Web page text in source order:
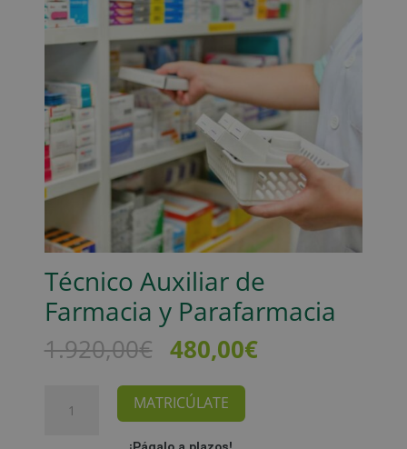
Técnico Auxiliar de
Farmacia y Parafarmacia
1.920,00€ El
precio
original
era:
1.920,00€.
480,00€El
precio
Auxiliar
MATRICÚLATE